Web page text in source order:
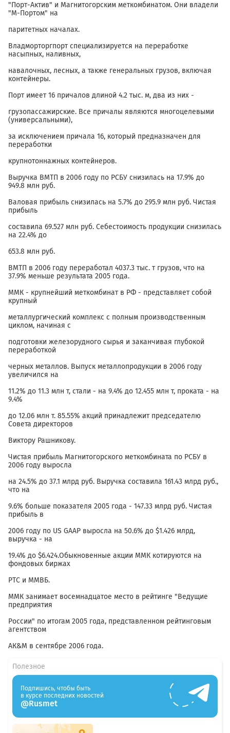
"Порт-Актив" и Магнитогорским меткомбинатом. Они владели
"М-Портом" на
паритетных началах.
Владморторгпорт специализируется на переработке
насыпных, наливных,
навалочных, лесных, а также генеральных грузов, включая
контейнеры.
Порт имеет 16 причалов длиной 4.2 тыс. м, два из них -
грузопассажирские. Все причалы являются многоцелевыми
(универсальными),
за исключением причала 16, который предназначен для
переработки
крупнотоннажных контейнеров.
Выручка ВМТП в 2006 году по РСБУ снизилась на 17.9% до
949.8 млн руб.
Валовая прибыль снизилась на 5.7% до 295.9 млн руб. Чистая
прибыль
составила 69.527 млн руб. Себестоимость продукции снизилась
на 22.4% до
653.8 млн руб.
ВМТП в 2006 году переработал 4037.3 тыс. т грузов, что на
37.9% меньше результата 2005 года.
ММК - крупнейший меткомбинат в РФ - представляет собой
крупный
металлургический комплекс с полным производственным
циклом, начиная с
подготовки железорудного сырья и заканчивая глубокой
переработкой
черных металлов. Выпуск металлопродукции в 2006 году
увеличился на
11.2% до 11.3 млн т, стали - на 9.4% до 12.455 млн т, проката - на
9.4%
до 12.06 млн т. 85.55% акций принадлежит председателю
Совета директоров
Виктору Рашникову.
Чистая прибыль Магнитогорского меткомбината по РСБУ в
2006 году выросла
на 24.5% до 37.1 млрд руб. Выручка составила 161.43 млрд руб.,
что на
9.6% больше показателя 2005 года - 147.33 млрд руб. Чистая
прибыль в
2006 году по US GAAP выросла на 50.6% до $1.426 млрд,
выручка - на
19.4% до $6.424.Обыкновенные акции ММК котируются на
фондовых биржах
РТС и ММВБ.
ММК занимает восемнадцатое место в рейтинге "Ведущие
предприятия
России" по итогам 2005 года, представленном рейтинговым
агентством
АК&M в сентябре 2006 года.
Полезное
Подпишись, чтобы быть
в курсе последних новостей
@Rusmet